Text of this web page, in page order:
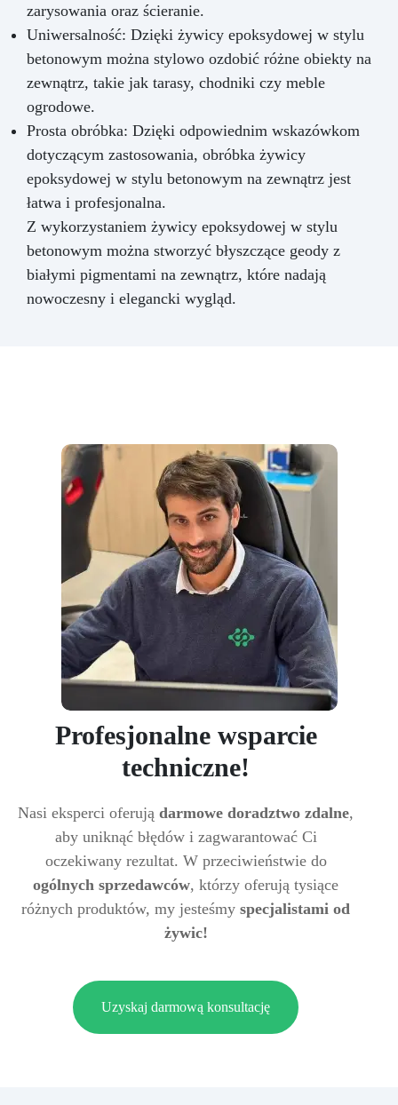
zarysowania oraz ścieranie.
Uniwersalność: Dzięki żywicy epoksydowej w stylu
betonowym można stylowo ozdobić różne obiekty na
zewnątrz, takie jak tarasy, chodniki czy meble
ogrodowe.
Prosta obróbka: Dzięki odpowiednim wskazówkom
dotyczącym zastosowania, obróbka żywicy
epoksydowej w stylu betonowym na zewnątrz jest
łatwa i profesjonalna.
Z wykorzystaniem żywicy epoksydowej w stylu
betonowym można stworzyć błyszczące geody z
białymi pigmentami na zewnątrz, które nadają
nowoczesny i elegancki wygląd.
Profesjonalne wsparcie
techniczne!
Nasi eksperci oferują darmowe doradztwo zdalne,
aby uniknąć błędów i zagwarantować Ci
oczekiwany rezultat. W przeciwieństwie do
ogólnych sprzedawców, którzy oferują tysiące
różnych produktów, my jesteśmy specjalistami od
żywic!
Uzyskaj darmową konsultację